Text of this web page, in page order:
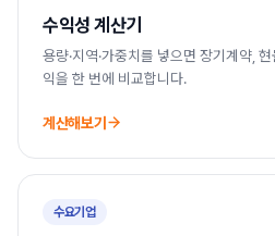
수익성 계산기
용량·지역·가중치를 넣으면 장기계약,
익을 한 번에 비교합니다.
계산해보기
수요기업